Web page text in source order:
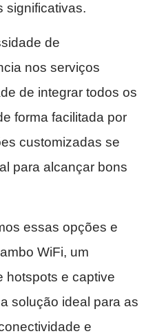
significativas.
de
nos serviços
de integrar todos os
forma facilitada por
customizadas se
para alcançar bons
essas opções e
WiFi, um
hotspots e captive
solução ideal para as
e